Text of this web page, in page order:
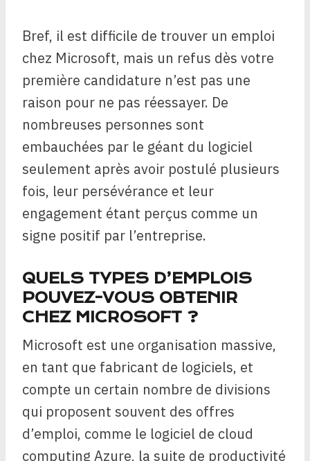
Bref, il est difficile de trouver un emploi
chez Microsoft, mais un refus dès votre
première candidature n’est pas une
raison pour ne pas réessayer. De
nombreuses personnes sont
embauchées par le géant du logiciel
seulement après avoir postulé plusieurs
fois, leur persévérance et leur
engagement étant perçus comme un
signe positif par l’entreprise.
QUELS TYPES D’EMPLOIS
POUVEZ-VOUS OBTENIR
CHEZ MICROSOFT ?
Microsoft est une organisation massive,
en tant que fabricant de logiciels, et
compte un certain nombre de divisions
qui proposent souvent des offres
d’emploi, comme le logiciel de cloud
computing Azure, la suite de productivité